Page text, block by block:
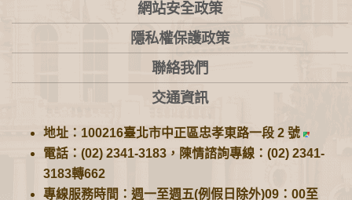
網站安全政策
隱私權保護政策
聯絡我們
交通資訊
地址：100216臺北市中正區忠孝東路一段 2 號
電話：(02) 2341-3183，陳情諮詢專線：(02) 2341-
3183轉662
專線服務時間：週一至週五(例假日除外)09：00至